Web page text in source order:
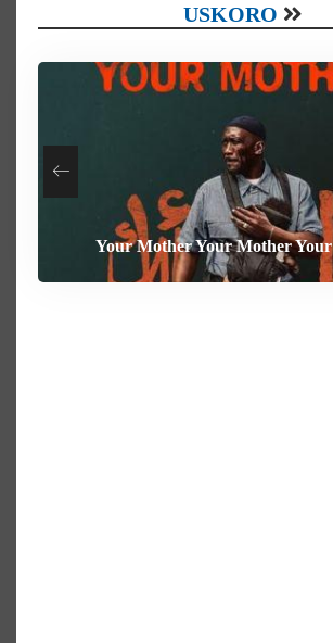
USKORO
The Weight
Your Mother Your Mother
Heart of the Beast
Behemoth